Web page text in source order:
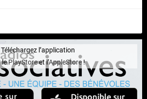
Téléchargez l’application
lePlayStoreet l’AppleStore !